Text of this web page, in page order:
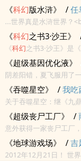
人类的历史中，到底是
们慢慢体会吧。
《科幻版水浒》 /任
...世界真是水浒世界？
浒》还不错的话请不要
《科幻之书3·沙王》
《科幻之书3·沙王》是
世纪70年代到20世纪
《立女》乔治·R. R.马丁
《超级基因优化液》
幻
科幻小说 科幻未
阴差阳错，夏飞服用了
地的四无基因优化液。
《吞噬星空》 /我吃
穿越
言情 科幻未来
关于吞噬星空：继《九
说》后，番茄的第六
通体土黄色，没有任何
泪金...
《超级丧尸工厂》 /
幻未来
意外获得一家丧尸工厂
丧尸、舔食者、地狱犬
者、母体……将丧尸、地
《地球游戏场》 /吉
科幻小说
科幻未来
2012年12月21日！ 世界分割成无数的战场。 张风，默默无闻的一名